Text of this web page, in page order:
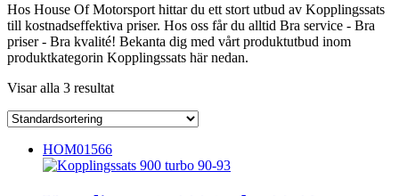
Hos House Of Motorsport hittar du ett stort utbud av Kopplingssats
till kostnadseffektiva priser. Hos oss får du alltid Bra service - Bra
priser - Bra kvalité! Bekanta dig med vårt produktutbud inom
produktkategorin Kopplingssats här nedan.
Visar alla 3 resultat
HOM01566